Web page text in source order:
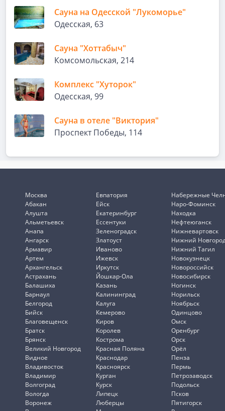
Сауна на Одесской "Лукоморье"
Одесская, 63
Сауна "Хоттабыч"
Комсомольская, 214
Комплекс "Хуторок"
Одесская, 99
Сауна в отеле "Виктория"
Проспект Победы, 114
Москва
Абакан
Алушта
Альметьевск
Анапа
Ангарск
Армавир
Артем
Архангельск
Астрахань
Балашиха
Барнаул
Белгород
Бийск
Благовещенск
Братск
Брянск
Великий Новгород
Видное
Владивосток
Владимир
Волгоград
Вологда
Воронеж
Евпатория
Ейск
Екатеринбург
Ессентуки
Зеленоградск
Златоуст
Иваново
Ижевск
Иркутск
Йошкар-Ола
Казань
Калининград
Калуга
Кемерово
Киров
Королев
Кострома
Красная Поляна
Краснодар
Красноярск
Курган
Курск
Липецк
Люберцы
Набережные
Наро-Фоминск
Находка
Нефтеюганск
Нижневартовск
Нижний
Нижний Тагил
Новокузнецк
Новороссийск
Новосибирск
Ногинск
Норильск
Ноябрьск
Одинцово
Омск
Оренбург
Орск
Орёл
Пенза
Пермь
Петрозаводск
Подольск
Псков
Пятигорск